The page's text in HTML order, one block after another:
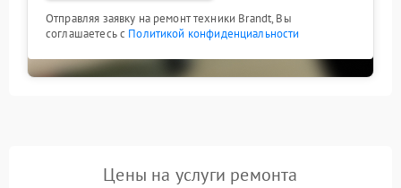
Отправляя заявку на ремонт техники Brandt, Вы
соглашаетесь с Политикой конфиденциальности
Цены на услуги ремонта